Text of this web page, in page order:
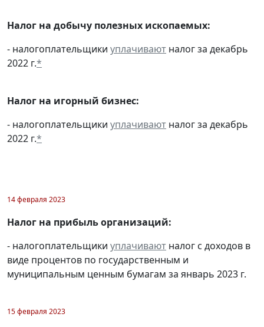
Налог на добычу полезных ископаемых:
- налогоплательщики уплачивают налог за декабрь
2022 г.*
Налог на игорный бизнес:
- налогоплательщики уплачивают налог за декабрь
2022 г.*
14 февраля 2023
Налог на прибыль организаций:
- налогоплательщики уплачивают налог с доходов в
виде процентов по государственным и
муниципальным ценным бумагам за январь 2023 г.
15 февраля 2023